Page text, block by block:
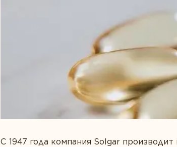
Спорт и фитнес
С 1947 года компания Solgar